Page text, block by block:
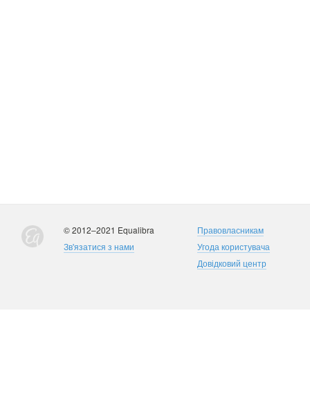
© 2012–2021 Equalibra
Зв'язатися з нами
Правовласникам
Угода користувача
Довідковий центр